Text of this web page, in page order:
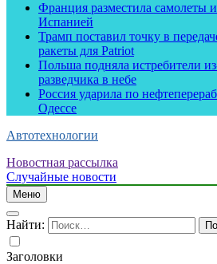
Франция разместила самолеты
Испанией
Трамп поставил точку в
ракеты для Patriot
Польша подняла истребители
разведчика в небе
Россия ударила по
Одессе
Автотехнологии
Новостная рассылка
Случайные новости
Меню
Найти:
Заголовки